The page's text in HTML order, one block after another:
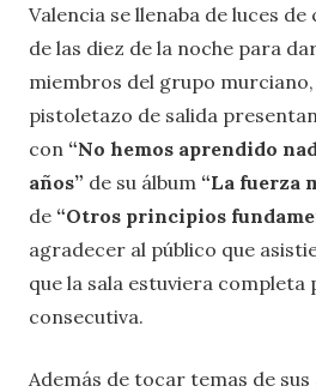
Valencia se llenaba de luces
de las diez de la noche para
miembros del grupo murciano,
pistoletazo de salida
con “No hemos aprendido
años” de su álbum “La fuerza
de “Otros principios
agradecer al público que
que la sala estuviera completa
consecutiva.
Además de tocar temas de